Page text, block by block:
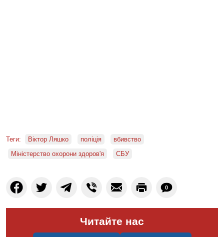
Теги: Віктор Ляшко поліція
вбивство
Міністерство охорони здоров'я
СБУ
0
Читайте нас